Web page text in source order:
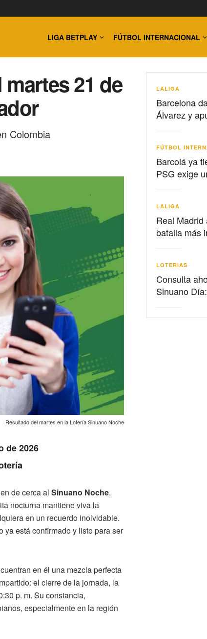
LIGA BETPLAY FÚTBOL INTERNACIONAL
21 de
Colombia
Resultado del martes en la Lotería Sinuano Noche
de 2026
de cerca al Sinuano Noche,
nocturna mantiene viva la
en un recuerdo inolvidable.
ya está confirmado y listo para ser
en él una mezcla perfecta
el cierre de la jornada, la
p. m. Su constancia,
especialmente en la región
LALIGA
Barcelona
Álvarez y
FÚTBOL
Barcolá ya
PSG exige
LALIGA
Real
batalla más
LOTERIAS
Consulta
Sinuano